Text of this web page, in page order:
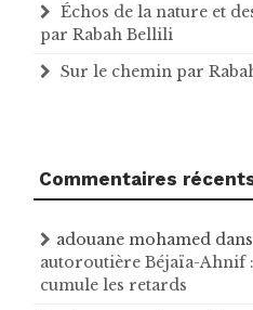
Échos de la nature et
par Rabah Bellili
Sur le chemin par
Commentaires
adouane mohamed dans
autoroutière Béjaïa-Ahnif
cumule les retards